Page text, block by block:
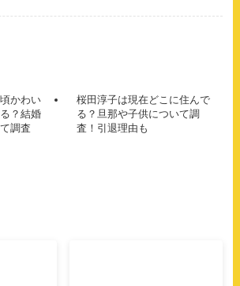
かわい
？結婚
調査
桜田淳子は現在どこに住んで
る？旦那や子供について調
査！引退理由も